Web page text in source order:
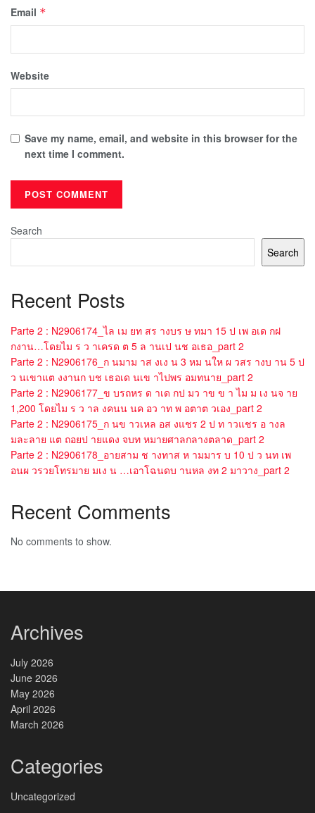
Email *
Website
Save my name, email, and website in this browser for the
next time I comment.
Search
Search
Recent Posts
Parte 2 : N2906174_ไล เม ยท สร างบร ษ ทมา 15 ป เพ อเด กฝ
กงาน…โดยไม ร ว าเครด ต 5 ล านเป นช อเธอ_part 2
Parte 2 : N2906176_ก นมาม าส งเง น 3 หม นให ผ วสร างบ าน 5 ป
ว นเขาแต งงานก บช เธอเด นเข าไปพร อมทนาย_part 2
Parte 2 : N2906177_ข บรถหร ด าเด กป มว าข ข า ไม ม เง นจ าย
1,200 โดยไม ร ว าล งคนน นค อว าท พ อตาต วเอง_part 2
Parte 2 : N2906175_ก นข าวเหล อส งแชร 2 ป ท าวแชร อ างล
มละลาย แต ถอยป ายแดง จบท หมายศาลกลางตลาด_part 2
Parte 2 : N2906178_อายสาม ช างทาส ห ามมาร บ 10 ป ว นท เพ
อนผ วรวยโทรมาย มเง น …เอาโฉนดบ านหล งท 2 มาวาง_part 2
Recent Comments
No comments to show.
Archives
July 2026
June 2026
May 2026
April 2026
March 2026
Categories
Uncategorized